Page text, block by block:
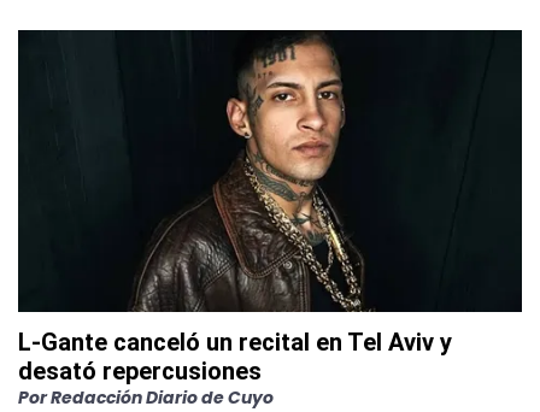
L-Gante canceló un recital en Tel Aviv y
desató repercusiones
PorRedacción Diario de Cuyo